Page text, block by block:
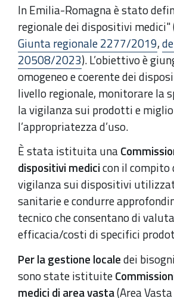
In Emilia-Romagna è stato
regionale dei dispositivi medici"
Giunta regionale 2277/2019,
20508/2023). L’obiettivo è
omogeneo e coerente dei
livello regionale, monitorare la
la vigilanza sui prodotti e
l’appropriatezza d’uso.
È stata istituita una
dispositivi medicicon il compito
vigilanza sui dispositivi
sanitarie e condurre
tecnico che consentano di
efficacia/costi di specifici
Per la gestione localedei
sono state istituite
medici di area vasta(Area